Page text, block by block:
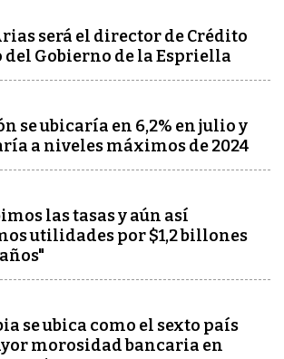
será el director de Crédito
del Gobierno de la Espriella
se ubicaría en 6,2% en julio y
a niveles máximos de 2024
las tasas y aún así
utilidades por $1,2 billones
se ubica como el sexto país
morosidad bancaria en